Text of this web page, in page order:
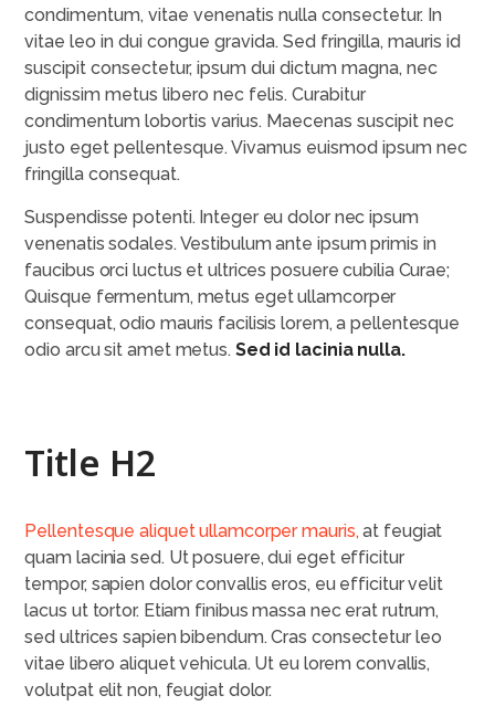
condimentum, vitae venenatis nulla consectetur. In
vitae leo in dui congue gravida. Sed fringilla, mauris id
suscipit consectetur, ipsum dui dictum magna, nec
dignissim metus libero nec felis. Curabitur
condimentum lobortis varius. Maecenas suscipit nec
justo eget pellentesque. Vivamus euismod ipsum nec
fringilla consequat.
Suspendisse potenti. Integer eu dolor nec ipsum
venenatis sodales. Vestibulum ante ipsum primis in
faucibus orci luctus et ultrices posuere cubilia Curae;
Quisque fermentum, metus eget ullamcorper
consequat, odio mauris facilisis lorem, a pellentesque
odio arcu sit amet metus. Sed id lacinia nulla.
Title H2
Pellentesque aliquet ullamcorper mauris,at feugiat
quam lacinia sed. Ut posuere, dui eget efficitur
tempor, sapien dolor convallis eros, eu efficitur velit
lacus ut tortor. Etiam finibus massa nec erat rutrum,
sed ultrices sapien bibendum. Cras consectetur leo
vitae libero aliquet vehicula. Ut eu lorem convallis,
volutpat elit non, feugiat dolor.